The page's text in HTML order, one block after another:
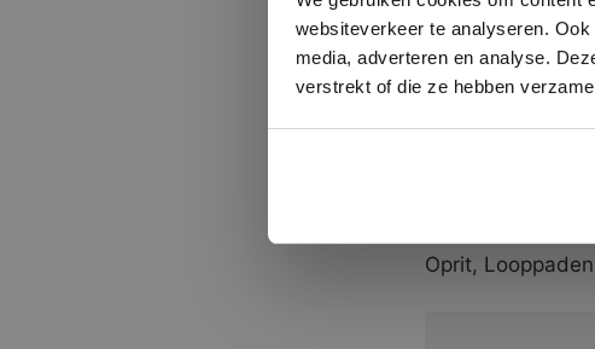
websiteverkeer te analyseren.
media, adverteren en analyse.
verstrekt of die ze hebben
4-10 mm
10-20 mm.
10-20 BigBag
Oprit,